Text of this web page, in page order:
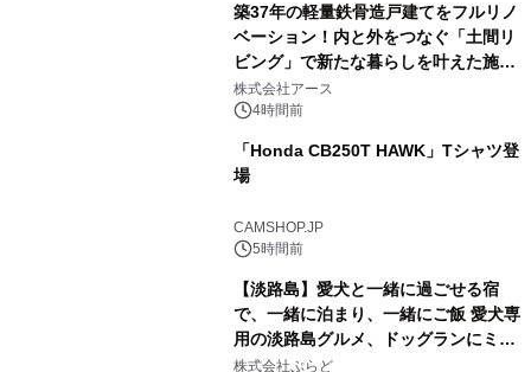
築37年の軽量鉄骨造戸建てをフルリノ
ベーション！内と外をつなぐ「土間リ
ビング」で新たな暮らしを叶えた施工
事例を株式会社アースが公開
株式会社アース
4時間前
「Honda CB250T HAWK」Tシャツ登
場
CAMSHOP.JP
5時間前
【淡路島】愛犬と一緒に過ごせる宿
で、一緒に泊まり、一緒にご飯 愛犬専
用の淡路島グルメ、ドッグランにミニ
プール グランピングとトレーラーハウ
株式会社ぷらど